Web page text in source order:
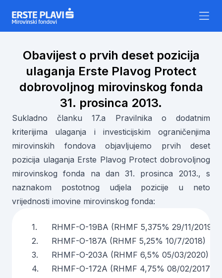
Obavijest o prvih deset pozicija
ulaganja Erste Plavog Protect
dobrovoljnog mirovinskog fonda
31. prosinca 2013.
Sukladno članku 17.a Pravilnika o dodatnim
kriterijima ulaganja i investicijskim ograničenjima
mirovinskih fondova objavljujemo prvih deset
pozicija ulaganja Erste Plavog Protect dobrovoljnog
mirovinskog fonda na dan 31. prosinca 2013., s
naznakom postotnog udjela pozicije u neto
vrijednosti imovine mirovinskog fonda:
1.
RHMF-O-19BA (RHMF 5,375% 29/11/2019)
2.
RHMF-O-187A (RHMF 5,25% 10/7/2018)
3.
RHMF-O-203A (RHMF 6,5% 05/03/2020)
4.
RHMF-O-172A (RHMF 4,75% 08/02/2017)